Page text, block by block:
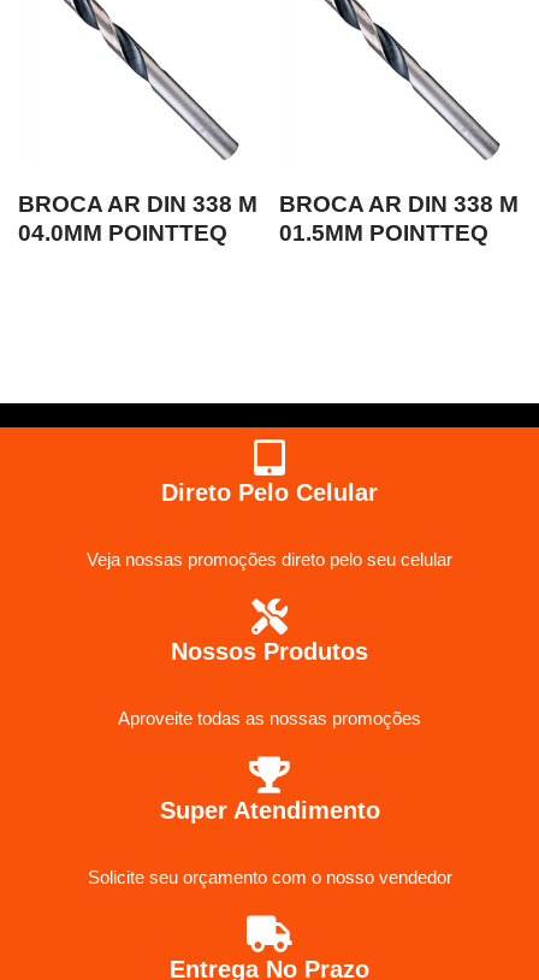
BROCA AR DIN 338 M
04.0MM POINTTEQ
BROCA AR DIN 338 M
01.5MM POINTTEQ
Direto Pelo Celular
Veja nossas promoções direto pelo seu celular
Nossos Produtos
Aproveite todas as nossas promoções
Super Atendimento
Solicite seu orçamento com o nosso vendedor
Entrega No Prazo